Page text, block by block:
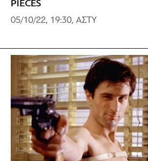
PIECES
05/10/22, 19:30, ΑΣΤΥ